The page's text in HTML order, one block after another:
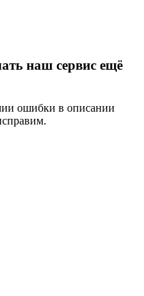
наш сервис ещё
ошибки в описании